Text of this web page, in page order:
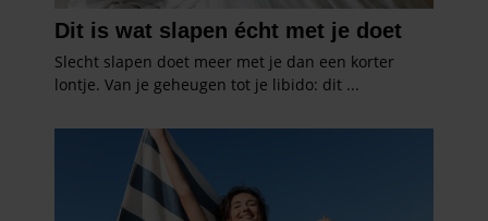
gaat akkoord met onze cookies als u onze website blijft
gebruiken.